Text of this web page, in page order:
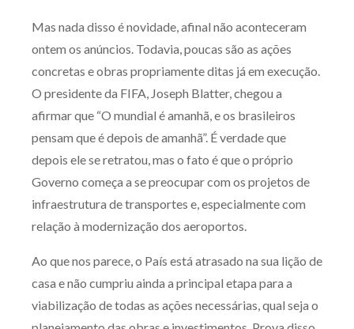
Mas nada disso é novidade, afinal não aconteceram
ontem os anúncios. Todavia, poucas são as ações
concretas e obras propriamente ditas já em execução.
O presidente da FIFA, Joseph Blatter, chegou a
afirmar que “O mundial é amanhã, e os brasileiros
pensam que é depois de amanhã”. É verdade que
depois ele se retratou, mas o fato é que o próprio
Governo começa a se preocupar com os projetos de
infraestrutura de transportes e, especialmente com
relação à modernização dos aeroportos.
Ao que nos parece, o País está atrasado na sua lição de
casa e não cumpriu ainda a principal etapa para a
viabilização de todas as ações necessárias, qual seja o